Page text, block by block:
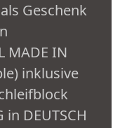
Geschenk
MADE IN
inklusive
in DEUTSCH